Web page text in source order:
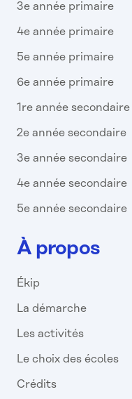
3e année primaire
4e année primaire
5e année primaire
6e année primaire
1re année secondaire
2e année secondaire
3e année secondaire
4e année secondaire
5e année secondaire
À propos
Ékip
La démarche
Les activités
Le choix des écoles
Crédits